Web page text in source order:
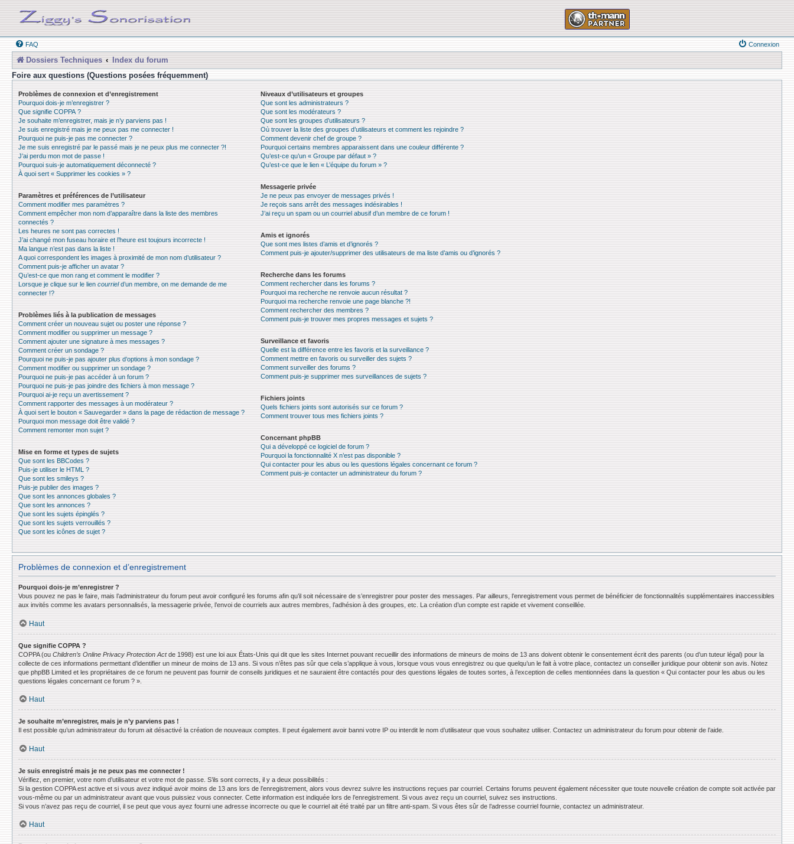
FAQ Connexion
Dossiers Techniques
Index du forum
Foire aux questions (Questions posées fréquemment)
Problèmes de connexion et d’enregistrement
Pourquoi dois-je m’enregistrer ?
Que signifie COPPA ?
Je souhaite m’enregistrer, mais je n’y parviens pas !
Je suis enregistré mais je ne peux pas me connecter !
Pourquoi ne puis-je pas me connecter ?
Je me suis enregistré par le passé mais je ne peux plus me connecter ?!
J’ai perdu mon mot de passe !
Pourquoi suis-je automatiquement déconnecté ?
À quoi sert « Supprimer les cookies » ?
Paramètres et préférences de l’utilisateur
Comment modifier mes paramètres ?
Comment empêcher mon nom d’apparaître dans la liste des membres
connectés ?
Les heures ne sont pas correctes !
J’ai changé mon fuseau horaire et l’heure est toujours incorrecte !
Ma langue n’est pas dans la liste !
A quoi correspondent les images à proximité de mon nom d’utilisateur ?
Comment puis-je afficher un avatar ?
Qu’est-ce que mon rang et comment le modifier ?
Lorsque je clique sur le lien courrield’un membre, on me demande de me
connecter !?
Problèmes liés à la publication de messages
Comment créer un nouveau sujet ou poster une réponse ?
Comment modifier ou supprimer un message ?
Comment ajouter une signature à mes messages ?
Comment créer un sondage ?
Pourquoi ne puis-je pas ajouter plus d’options à mon sondage ?
Comment modifier ou supprimer un sondage ?
Pourquoi ne puis-je pas accéder à un forum ?
Pourquoi ne puis-je pas joindre des fichiers à mon message ?
Pourquoi ai-je reçu un avertissement ?
Comment rapporter des messages à un modérateur ?
À quoi sert le bouton « Sauvegarder » dans la page de rédaction de message ?
Pourquoi mon message doit être validé ?
Comment remonter mon sujet ?
Mise en forme et types de sujets
Que sont les BBCodes ?
Puis-je utiliser le HTML ?
Que sont les smileys ?
Puis-je publier des images ?
Que sont les annonces globales ?
Que sont les annonces ?
Que sont les sujets épinglés ?
Que sont les sujets verrouillés ?
Que sont les icônes de sujet ?
Niveaux d’utilisateurs et groupes
Que sont les administrateurs ?
Que sont les modérateurs ?
Que sont les groupes d’utilisateurs ?
Où trouver la liste des groupes d’utilisateurs et comment les rejoindre ?
Comment devenir chef de groupe ?
Pourquoi certains membres apparaissent dans une couleur différente ?
Qu’est-ce qu’un « Groupe par défaut » ?
Qu’est-ce que le lien « L’équipe du forum » ?
Messagerie privée
Je ne peux pas envoyer de messages privés !
Je reçois sans arrêt des messages indésirables !
J’ai reçu un spam ou un courriel abusif d’un membre de ce forum !
Amis et ignorés
Que sont mes listes d’amis et d’ignorés ?
Comment puis-je ajouter/supprimer des utilisateurs de ma liste d’amis ou d’ignorés ?
Recherche dans les forums
Comment rechercher dans les forums ?
Pourquoi ma recherche ne renvoie aucun résultat ?
Pourquoi ma recherche renvoie une page blanche ?!
Comment rechercher des membres ?
Comment puis-je trouver mes propres messages et sujets ?
Surveillance et favoris
Quelle est la différence entre les favoris et la surveillance ?
Comment mettre en favoris ou surveiller des sujets ?
Comment surveiller des forums ?
Comment puis-je supprimer mes surveillances de sujets ?
Fichiers joints
Quels fichiers joints sont autorisés sur ce forum ?
Comment trouver tous mes fichiers joints ?
Concernant phpBB
Qui a développé ce logiciel de forum ?
Pourquoi la fonctionnalité X n’est pas disponible ?
Qui contacter pour les abus ou les questions légales concernant ce forum ?
Comment puis-je contacter un administrateur du forum ?
Problèmes de connexion et d’enregistrement
Pourquoi dois-je m’enregistrer ?
Vous pouvez ne pas le faire, mais l’administrateur du forum peut avoir configuré les forums afin qu’il soit nécessaire de s’enregistrer pour poster des messages. Par ailleurs, l’enregistrement vous permet de bénéficier de fonctionnalités supplémentaires inaccessibles
aux invités comme les avatars personnalisés, la messagerie privée, l’envoi de courriels aux autres membres, l’adhésion à des groupes, etc. La création d’un compte est rapide et vivement conseillée.
Haut
Que signifie COPPA ?
COPPA (ou Children’s Online Privacy Protection Actde 1998) est une loi aux États-Unis qui dit que les sites Internet pouvant recueillir des informations de mineurs de moins de 13 ans doivent obtenir le consentement écrit des parents (ou d’un tuteur légal) pour la
collecte de ces informations permettant d’identifier un mineur de moins de 13 ans. Si vous n’êtes pas sûr que cela s’applique à vous, lorsque vous vous enregistrez ou que quelqu’un le fait à votre place, contactez un conseiller juridique pour obtenir son avis. Notez
que phpBB Limited et les propriétaires de ce forum ne peuvent pas fournir de conseils juridiques et ne sauraient être contactés pour des questions légales de toutes sortes, à l’exception de celles mentionnées dans la question « Qui contacter pour les abus ou les
questions légales concernant ce forum ? ».
Haut
Je souhaite m’enregistrer, mais je n’y parviens pas !
Il est possible qu’un administrateur du forum ait désactivé la création de nouveaux comptes. Il peut également avoir banni votre IP ou interdit le nom d’utilisateur que vous souhaitez utiliser. Contactez un administrateur du forum pour obtenir de l’aide.
Haut
Je suis enregistré mais je ne peux pas me connecter !
Vérifiez, en premier, votre nom d’utilisateur et votre mot de passe. S’ils sont corrects, il y a deux possibilités :
Si la gestion COPPA est active et si vous avez indiqué avoir moins de 13 ans lors de l’enregistrement, alors vous devrez suivre les instructions reçues par courriel. Certains forums peuvent également nécessiter que toute nouvelle création de compte soit activée par
vous-même ou par un administrateur avant que vous puissiez vous connecter. Cette information est indiquée lors de l’enregistrement. Si vous avez reçu un courriel, suivez ses instructions.
Si vous n’avez pas reçu de courriel, il se peut que vous ayez fourni une adresse incorrecte ou que le courriel ait été traité par un filtre anti-spam. Si vous êtes sûr de l’adresse courriel fournie, contactez un administrateur.
Haut